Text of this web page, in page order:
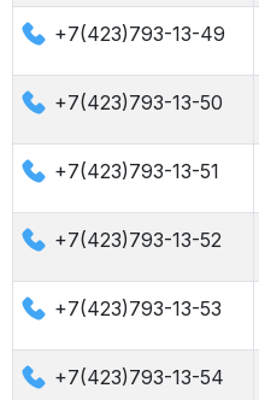
+7(423)793-13-49
+7(423)793-13-50
+7(423)793-13-51
+7(423)793-13-52
+7(423)793-13-53
+7(423)793-13-54